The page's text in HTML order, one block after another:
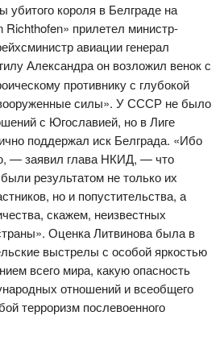
убитого короля в Белграде на
прилетел министр-
авиации генерал
Александра он возложил венок с
противнику с глубокой
силы». У СССР не было
с Югославией, но в Лиге
поддержал иск Белграда. «Ибо
— заявил глава НКИД, — что
результатом не только их
но и попустительства, а
скажем, неизвестных
Оценка Литвинова была в
выстрелы с особой яркостью
всего мира, какую опасность
отношений и всеобщего
терроризм послевоенного